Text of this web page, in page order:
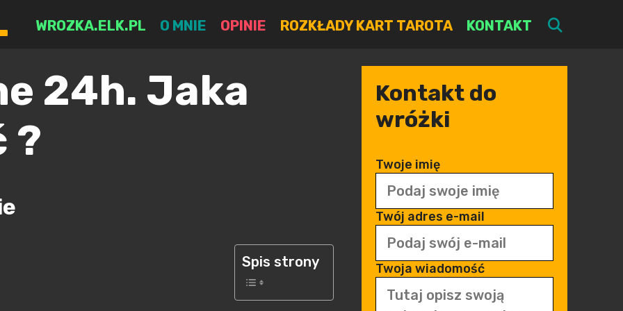
WROZKA.ELK.PL O MNIE OPINIE ROZKŁADY KART TAROTA KONTAKT
24h. Jaka
?
Spis strony
Kontakt do
wróżki
Twoje imię
Twój adres e-mail
Twoja wiadomość